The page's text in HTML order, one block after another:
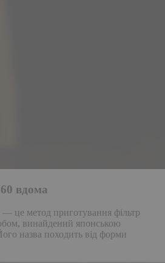
вдома
це метод приготування фільтр
винайдений японською
назва походить від форми